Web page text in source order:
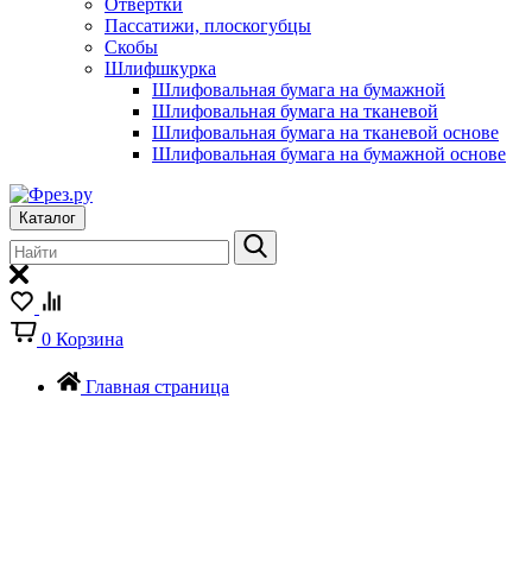
Отвертки
Пассатижи, плоскогубцы
Скобы
Шлифшкурка
Шлифовальная бумага на бумажной
Шлифовальная бумага на тканевой
Шлифовальная бумага на тканевой основе
Шлифовальная бумага на бумажной основе
Каталог
0 Корзина
Главная страница